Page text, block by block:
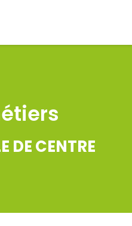
DE CENTRE